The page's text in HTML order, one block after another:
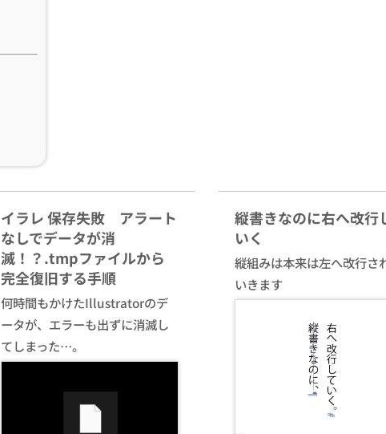
イラレ 保存失敗 アラート
なしでデータが消
滅！？.tmpファイルから
完全復旧する手順
何時間もかけたIllustratorのデ
ータが、エラーも出ずに消滅し
てしまった…。
縦書きなのに右へ改行
いく
縦組みは本来は左へ改行さ
いきます